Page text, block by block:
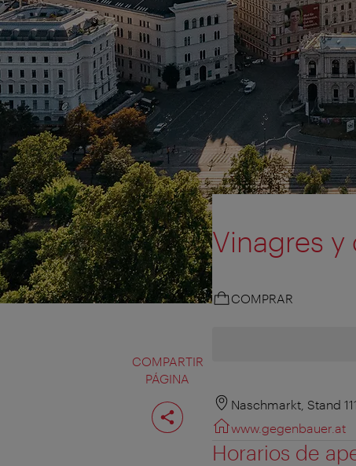
COMPARTIR
PÁGINA
Compartir
página
Vinagres y
COMPRAR
Naschmarkt, Stand
www.gegenbauer.at
Horarios de